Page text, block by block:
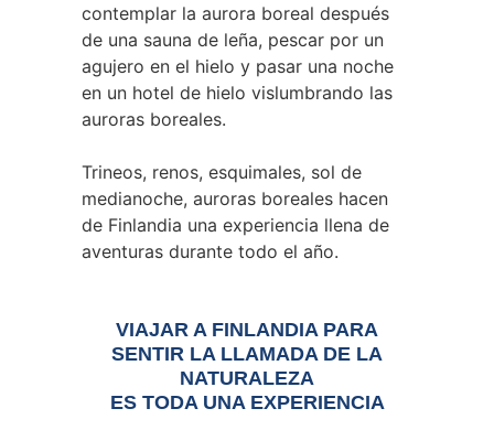
contemplar la aurora boreal después
de una sauna de leña, pescar por un
agujero en el hielo y pasar una noche
en un hotel de hielo vislumbrando las
auroras boreales.
Trineos, renos, esquimales, sol de
medianoche, auroras boreales hacen
de Finlandia una experiencia llena de
aventuras durante todo el año.
VIAJAR A FINLANDIA PARA
SENTIR LA LLAMADA DE LA
NATURALEZA
ES TODA UNA EXPERIENCIA